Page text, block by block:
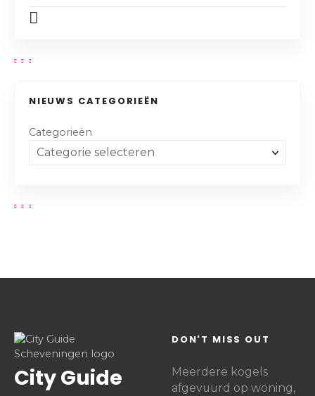
NIEUWS CATEGORIEËN
Categorieën
City Guide
DON'T MISS OUT
Meerdere kogels
afgevuurd op woning,